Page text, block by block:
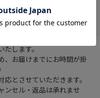
たします。
、お届けまでにお時間が掛
とさせていただきます。
ンセル・返品は承れませ